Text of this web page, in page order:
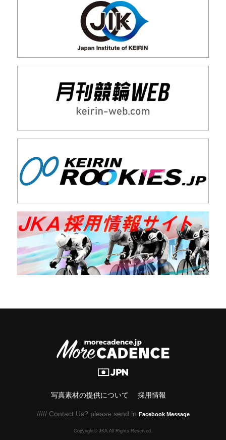
写真素材の提供について 採用情報
///// Contact Us? please send in Facebook Message
Copyright© JKA.All Rights Reserved.